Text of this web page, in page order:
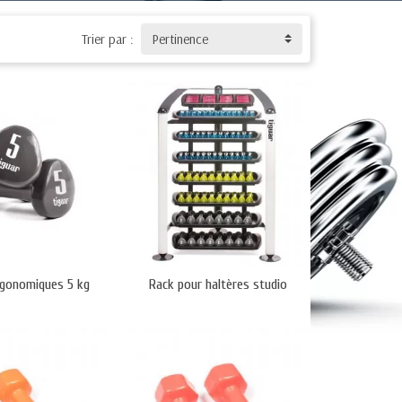
de sport.
Trier par : Pertinence
5 kg Rack pour haltères studio